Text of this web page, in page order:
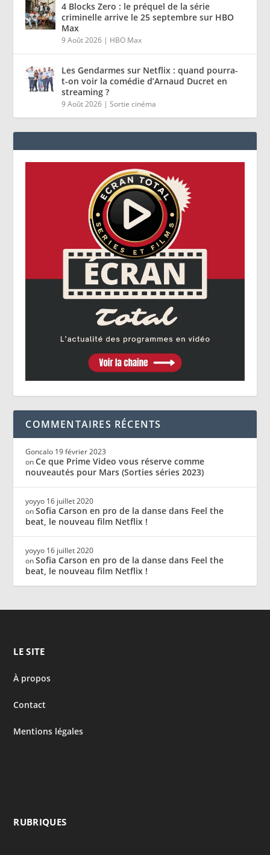
4 Blocks Zero : le préquel de la série
criminelle arrive le 25 septembre sur HBO
Max
9 Août 2026 | HBO Max
Les Gendarmes sur Netflix : quand pourra-
t-on voir la comédie d’Arnaud Ducret en
streaming ?
9 Août 2026 |Sortie cinéma
COMMENTAIRES RÉCENTS
Goncalo 19 février 2023
onCe que Prime Video vous réserve comme
nouveautés pour Mars (Sorties séries 2023)
yoyyo 16 juillet 2020
onSofia Carson en pro de la danse dans Feel the
beat, le nouveau film Netflix !
yoyyo 16 juillet 2020
onSofia Carson en pro de la danse dans Feel the
beat, le nouveau film Netflix !
LE SITE
À propos
Contact
Mentions légales
RUBRIQUES